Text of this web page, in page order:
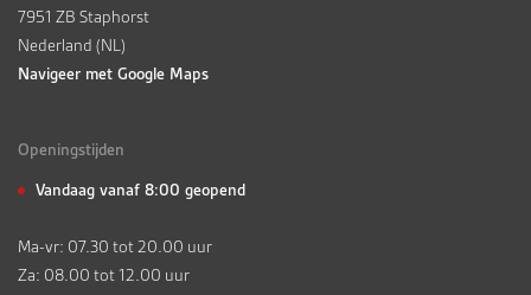
7951 ZB Staphorst
Nederland (NL)
Navigeer met Google Maps
Openingstijden
Vandaag vanaf 8:00 geopend
Ma-vr: 07.30 tot 20.00 uur
Za: 08.00 tot 12.00 uur